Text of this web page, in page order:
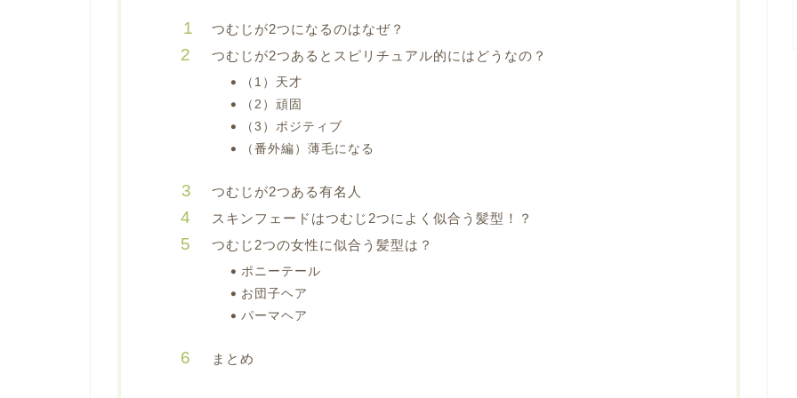
つむじが2つになるのはなぜ？
つむじが2つあるとスピリチュアル的にはどうなの？
（1）天才
（2）頑固
（3）ポジティブ
（番外編）薄毛になる
つむじが2つある有名人
スキンフェードはつむじ2つによく似合う髪型！？
つむじ2つの女性に似合う髪型は？
ポニーテール
お団子ヘア
パーマヘア
まとめ